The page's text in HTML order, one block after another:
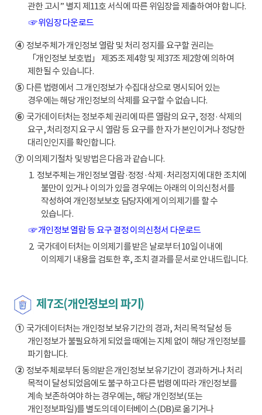
관한 고시” 별지 제11호 서식에 따른 위임장을 제출하여야 합니다.
☞ 위임장 다운로드
④정보주체가 개인정보 열람 및 처리 정지를 요구할 권리는
「개인정보 보호법」 제35조 제4항 및 제37조 제2항에 의하여
제한될 수 있습니다.
⑤다른 법령에서 그 개인정보가 수집대상으로 명시되어 있는
경우에는 해당 개인정보의 삭제를 요구할 수 없습니다.
⑥국가데이터처는 정보주체 권리에 따른 열람의 요구, 정정·삭제의
요구, 처리정지 요구 시 열람 등 요구를 한 자가 본인이거나 정당한
대리인인지를 확인합니다.
⑦이의제기절차 및 방법은 다음과 같습니다.
1. 정보주체는 개인정보 열람·정정·삭제·처리정지에 대한 조치에
불만이 있거나 이의가 있을 경우에는 아래의 이의신청서를
작성하여 개인정보보호 담당자에게 이의제기를 할 수
있습니다.
☞ 개인정보 열람 등 요구 결정 이의신청서 다운로드
2. 국가데이터처는 이의제기를 받은 날로부터 10일 이내에
이의제기 내용을 검토한 후, 조치 결과를 문서로 안내드립니다.
제7조(개인정보의 파기)
①국가데이터처는 개인정보 보유기간의 경과, 처리 목적 달성 등
개인정보가 불필요하게 되었을 때에는 지체 없이 해당 개인정보를
파기합니다.
②정보주체로부터 동의받은 개인정보 보유기간이 경과하거나 처리
목적이 달성되었음에도 불구하고 다른 법령에 따라 개인정보를
계속 보존하여야 하는 경우에는, 해당 개인정보(또는
개인정보파일)를 별도의 데이터베이스(DB)로 옮기거나